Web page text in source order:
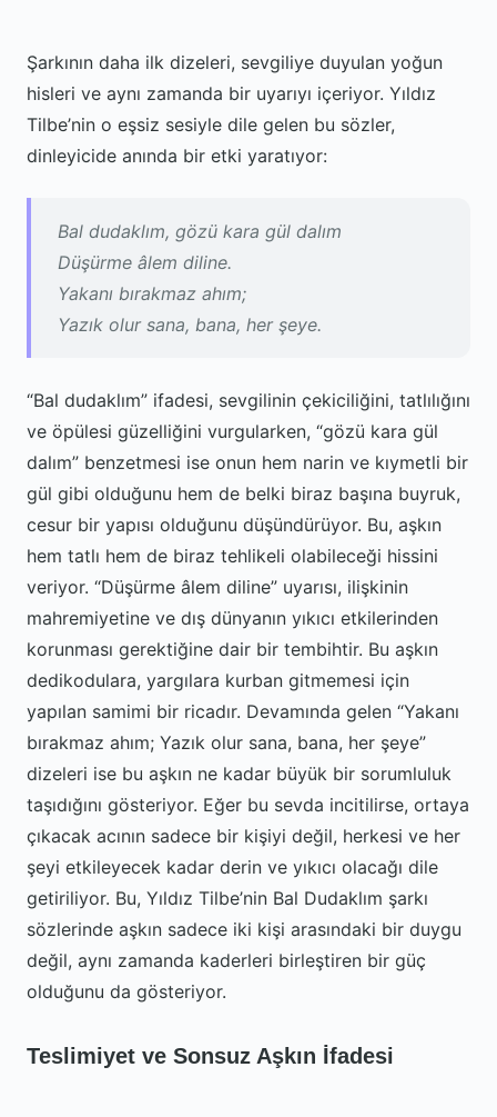
Şarkının daha ilk dizeleri, sevgiliye duyulan yoğun
hisleri ve aynı zamanda bir uyarıyı içeriyor. Yıldız
Tilbe’nin o eşsiz sesiyle dile gelen bu sözler,
dinleyicide anında bir etki yaratıyor:
Bal dudaklım, gözü kara gül dalım
Düşürme âlem diline.
Yakanı bırakmaz ahım;
Yazık olur sana, bana, her şeye.
“Bal dudaklım” ifadesi, sevgilinin çekiciliğini, tatlılığını
ve öpülesi güzelliğini vurgularken, “gözü kara gül
dalım” benzetmesi ise onun hem narin ve kıymetli bir
gül gibi olduğunu hem de belki biraz başına buyruk,
cesur bir yapısı olduğunu düşündürüyor. Bu, aşkın
hem tatlı hem de biraz tehlikeli olabileceği hissini
veriyor. “Düşürme âlem diline” uyarısı, ilişkinin
mahremiyetine ve dış dünyanın yıkıcı etkilerinden
korunması gerektiğine dair bir tembihtir. Bu aşkın
dedikodulara, yargılara kurban gitmemesi için
yapılan samimi bir ricadır. Devamında gelen “Yakanı
bırakmaz ahım; Yazık olur sana, bana, her şeye”
dizeleri ise bu aşkın ne kadar büyük bir sorumluluk
taşıdığını gösteriyor. Eğer bu sevda incitilirse, ortaya
çıkacak acının sadece bir kişiyi değil, herkesi ve her
şeyi etkileyecek kadar derin ve yıkıcı olacağı dile
getiriliyor. Bu, Yıldız Tilbe’nin Bal Dudaklım şarkı
sözlerinde aşkın sadece iki kişi arasındaki bir duygu
değil, aynı zamanda kaderleri birleştiren bir güç
olduğunu da gösteriyor.
Teslimiyet ve Sonsuz Aşkın İfadesi